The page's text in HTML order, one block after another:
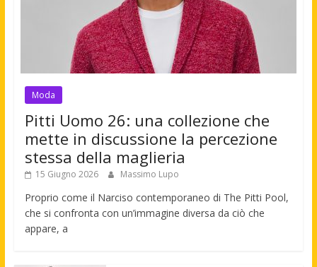
Moda
Pitti Uomo 26: una collezione che
mette in discussione la percezione
stessa della maglieria
15 Giugno 2026 Massimo Lupo
Proprio come il Narciso contemporaneo di The Pitti Pool,
che si confronta con un’immagine diversa da ciò che
appare, a